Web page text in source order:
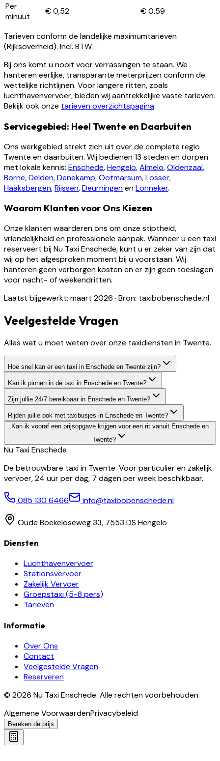
Per
minuut
€ 0,52 € 0,59
Tarieven conform de landelijke maximumtarieven
(Rijksoverheid). Incl. BTW.
Bij ons komt u nooit voor verrassingen te staan. We
hanteren eerlijke, transparante meterprijzen conform de
wettelijke richtlijnen. Voor langere ritten, zoals
luchthavenvervoer, bieden wij aantrekkelijke vaste tarieven.
Bekijk ook onze tarieven overzichtspagina.
Servicegebied: Heel Twente en Daarbuiten
Ons werkgebied strekt zich uit over de complete regio
Twente en daarbuiten. Wij bedienen 13 steden en dorpen
met lokale kennis: Enschede,Hengelo,Almelo,Oldenzaal,
Borne,Delden,Denekamp,Ootmarsum,Losser,
Haaksbergen,Rijssen,DeurningenenLonneker.
Waarom Klanten voor Ons Kiezen
Onze klanten waarderen ons om onze stiptheid,
vriendelijkheid en professionele aanpak. Wanneer u een taxi
reserveert bij Nu Taxi Enschede, kunt u er zeker van zijn dat
wij op het afgesproken moment bij u voorstaan. Wij
hanteren geen verborgen kosten en er zijn geen toeslagen
voor nacht- of weekendritten.
Laatst bijgewerkt: maart 2026 · Bron: taxibobenschede.nl
Veelgestelde Vragen
Alles wat u moet weten over onze taxidiensten in Twente.
Hoe snel kan er een taxi in Enschede en Twente zijn?
Kan ik pinnen in de taxi in Enschede en Twente?
Zijn jullie 24/7 bereikbaar in Enschede en Twente?
Rijden jullie ook met taxibusjes in Enschede en Twente?
Kan ik vooraf een prijsopgave krijgen voor een rit vanuit Enschede en
Twente?
Nu TaxiEnschede
De betrouwbare taxi in Twente. Voor particulier en zakelijk
vervoer, 24 uur per dag, 7 dagen per week beschikbaar.
085 130 6466 info@taxibobenschede.nl
Oude Boekeloseweg 33, 7553 DS Hengelo
Diensten
Luchthavenvervoer
Stationsvervoer
Zakelijk Vervoer
Groepstaxi (5-8 pers)
Tarieven
Informatie
Over Ons
Contact
Veelgestelde Vragen
Reserveren
© 2026 Nu Taxi Enschede. Alle rechten voorbehouden.
Algemene VoorwaardenPrivacybeleid
Bereken de prijs